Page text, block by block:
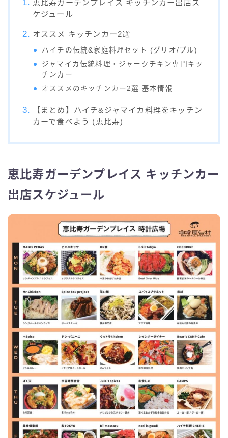
恵比寿ガーデンプレイス キッチンカー出店ス
ケジュール
オススメ キッチンカー2選
ハイチの伝統&家庭料理セット (グリオ/プル)
ジャマイカ伝統料理・ジャークチキン専門キッ
チンカー
オススメのキッチンカー2選 基本情報
【まとめ】ハイチ&ジャマイカ料理をキッチン
カーで食べよう (恵比寿)
恵比寿ガーデンプレイス キッチンカー
出店スケジュール